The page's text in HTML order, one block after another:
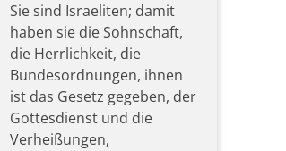
Sie sind Israeliten; damit
haben sie die Sohnschaft,
die Herrlichkeit, die
Bundesordnungen, ihnen
ist das Gesetz gegeben, der
Gottesdienst und die
Verheißungen,